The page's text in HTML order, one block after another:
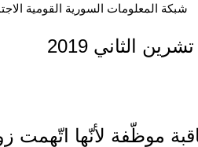
شبكة المعلومات السورية القومية الاجتماعية
موظّفة لأنّها اتّهمت